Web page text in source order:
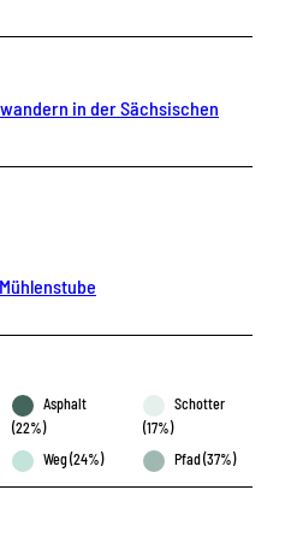
in der Sächsischen
Asphalt
(22%)
Schotter
(17%)
Weg (24%)
Pfad (37%)